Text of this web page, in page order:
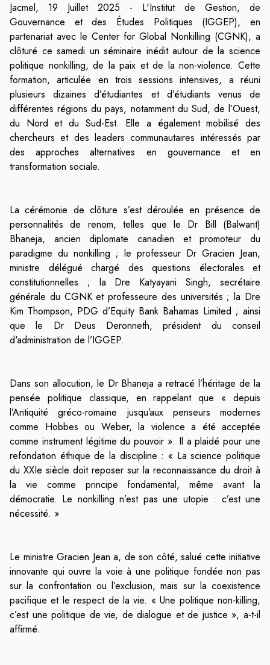
Jacmel, 19 Juillet 2025 - L'Institut de Gestion, de
Gouvernance et des Études Politiques (IGGEP), en
partenariat avec le Center for Global Nonkilling (CGNK), a
clôturé ce samedi un séminaire inédit autour de la science
politique nonkilling, de la paix et de la non-violence. Cette
formation, articulée en trois sessions intensives, a réuni
plusieurs dizaines d’étudiantes et d’étudiants venus de
différentes régions du pays, notamment du Sud, de l’Ouest,
du Nord et du Sud-Est. Elle a également mobilisé des
chercheurs et des leaders communautaires intéressés par
des approches alternatives en gouvernance et en
transformation sociale.
La cérémonie de clôture s’est déroulée en présence de
personnalités de renom, telles que le Dr Bill (Balwant)
Bhaneja, ancien diplomate canadien et promoteur du
paradigme du nonkilling ; le professeur Dr Gracien Jean,
ministre délégué chargé des questions électorales et
constitutionnelles ; la Dre Katyayani Singh, secrétaire
générale du CGNK et professeure des universités ; la Dre
Kim Thompson, PDG d’Equity Bank Bahamas Limited ; ainsi
que le Dr Deus Deronneth, président du conseil
d'administration de l’IGGEP.
Dans son allocution, le Dr Bhaneja a retracé l’héritage de la
pensée politique classique, en rappelant que « depuis
l’Antiquité gréco-romaine jusqu’aux penseurs modernes
comme Hobbes ou Weber, la violence a été acceptée
comme instrument légitime du pouvoir ». Il a plaidé pour une
refondation éthique de la discipline : « La science politique
du XXIe siècle doit reposer sur la reconnaissance du droit à
la vie comme principe fondamental, même avant la
démocratie. Le nonkilling n’est pas une utopie : c’est une
nécessité. »
Le ministre Gracien Jean a, de son côté, salué cette initiative
innovante qui ouvre la voie à une politique fondée non pas
sur la confrontation ou l’exclusion, mais sur la coexistence
pacifique et le respect de la vie. « Une politique non-killing,
c’est une politique de vie, de dialogue et de justice », a-t-il
affirmé.